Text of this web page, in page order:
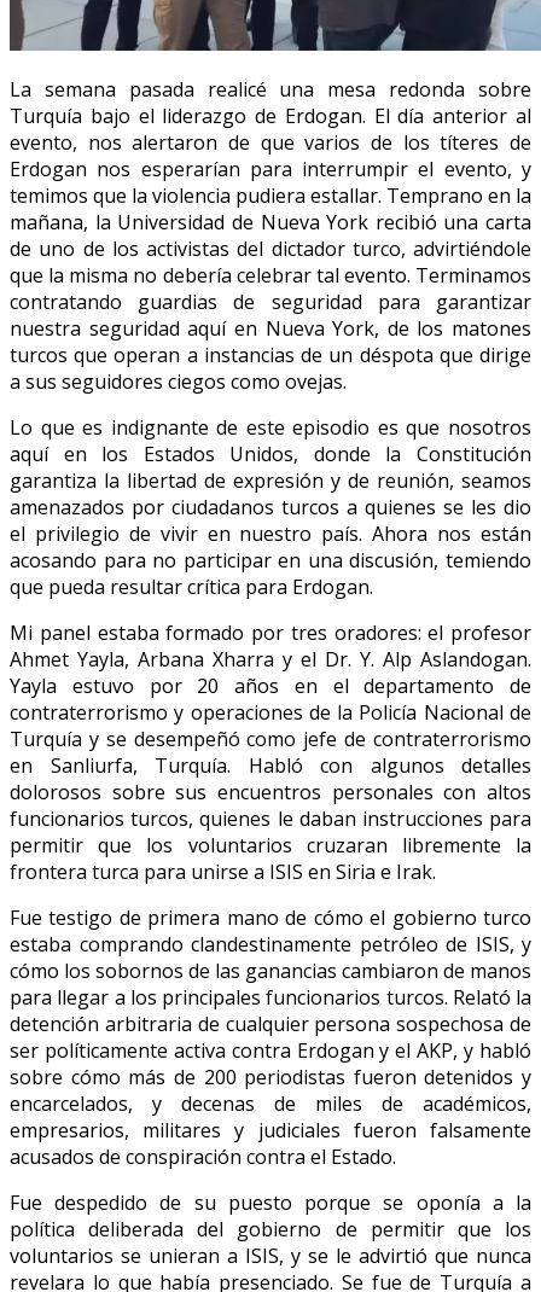
La semana pasada realicé una mesa redonda sobre
Turquía bajo el liderazgo de Erdogan. El día anterior al
evento, nos alertaron de que varios de los títeres de
Erdogan nos esperarían para interrumpir el evento, y
temimos que la violencia pudiera estallar. Temprano en la
mañana, la Universidad de Nueva York recibió una carta
de uno de los activistas del dictador turco, advirtiéndole
que la misma no debería celebrar tal evento. Terminamos
contratando guardias de seguridad para garantizar
nuestra seguridad aquí en Nueva York, de los matones
turcos que operan a instancias de un déspota que dirige
a sus seguidores ciegos como ovejas.
Lo que es indignante de este episodio es que nosotros
aquí en los Estados Unidos, donde la Constitución
garantiza la libertad de expresión y de reunión, seamos
amenazados por ciudadanos turcos a quienes se les dio
el privilegio de vivir en nuestro país. Ahora nos están
acosando para no participar en una discusión, temiendo
que pueda resultar crítica para Erdogan.
Mi panel estaba formado por tres oradores: el profesor
Ahmet Yayla, Arbana Xharra y el Dr. Y. Alp Aslandogan.
Yayla estuvo por 20 años en el departamento de
contraterrorismo y operaciones de la Policía Nacional de
Turquía y se desempeñó como jefe de contraterrorismo
en Sanliurfa, Turquía. Habló con algunos detalles
dolorosos sobre sus encuentros personales con altos
funcionarios turcos, quienes le daban instrucciones para
permitir que los voluntarios cruzaran libremente la
frontera turca para unirse a ISIS en Siria e Irak.
Fue testigo de primera mano de cómo el gobierno turco
estaba comprando clandestinamente petróleo de ISIS, y
cómo los sobornos de las ganancias cambiaron de manos
para llegar a los principales funcionarios turcos. Relató la
detención arbitraria de cualquier persona sospechosa de
ser políticamente activa contra Erdogan y el AKP, y habló
sobre cómo más de 200 periodistas fueron detenidos y
encarcelados, y decenas de miles de académicos,
empresarios, militares y judiciales fueron falsamente
acusados de conspiración contra el Estado.
Fue despedido de su puesto porque se oponía a la
política deliberada del gobierno de permitir que los
voluntarios se unieran a ISIS, y se le advirtió que nunca
revelara lo que había presenciado. Se fue de Turquía a